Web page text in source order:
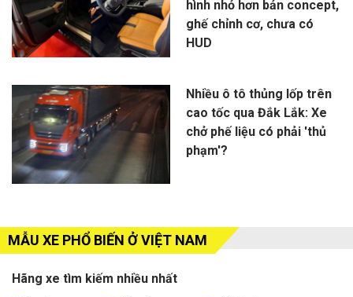
hình nhỏ hơn bản concept,
ghế chỉnh cơ, chưa có
HUD
Nhiều ô tô thủng lốp trên
cao tốc qua Đắk Lắk: Xe
chở phế liệu có phải 'thủ
phạm'?
MẪU XE PHỔ BIẾN Ở VIỆT NAM
Hãng xe tìm kiếm nhiều nhất